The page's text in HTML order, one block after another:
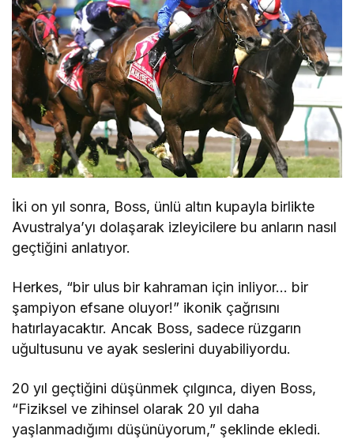
İki on yıl sonra, Boss, ünlü altın kupayla birlikte
Avustralya’yı dolaşarak izleyicilere bu anların nasıl
geçtiğini anlatıyor.
Herkes, “bir ulus bir kahraman için inliyor… bir
şampiyon efsane oluyor!” ikonik çağrısını
hatırlayacaktır. Ancak Boss, sadece rüzgarın
uğultusunu ve ayak seslerini duyabiliyordu.
20 yıl geçtiğini düşünmek çılgınca, diyen Boss,
“Fiziksel ve zihinsel olarak 20 yıl daha
yaşlanmadığımı düşünüyorum,” şeklinde ekledi.